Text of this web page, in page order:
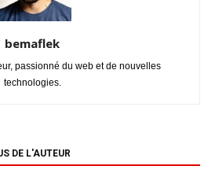
bemaflek
passionné du web et de nouvelles
technologies.
DE L'AUTEUR